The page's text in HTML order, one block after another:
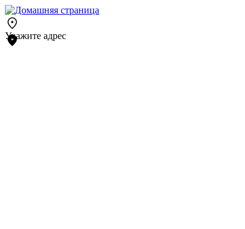
Укажите адрес